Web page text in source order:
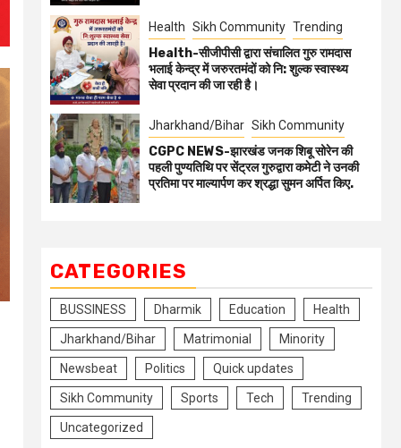
Health Sikh Community Trending
Health-सीजीपीसी द्वारा संचालित गुरु रामदास
भलाई केन्द्र में जरुरतमंदों को नि: शुल्क स्वास्थ्य
सेवा प्रदान की जा रही है।
Jharkhand/Bihar Sikh Community
CGPC NEWS-झारखंड जनक शिबू सोरेन की
पहली पुण्यतिथि पर सेंट्रल गुरुद्वारा कमेटी ने उनकी
प्रतिमा पर माल्यार्पण कर श्रद्धा सुमन अर्पित किए.
CATEGORIES
BUSSINESS Dharmik Education Health
Jharkhand/Bihar Matrimonial Minority
Newsbeat Politics Quick updates
Sikh Community Sports Tech Trending
Uncategorized